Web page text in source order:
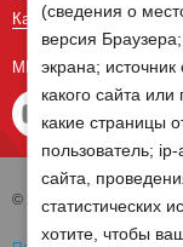
Карта сайта
МЫ В СОЦ СЕТЯХ
© 2026 Группа
(сведения о
версия
экрана;
какого сайта
какие страницы
пользователь;
сайта,
статистических
хотите, чтобы